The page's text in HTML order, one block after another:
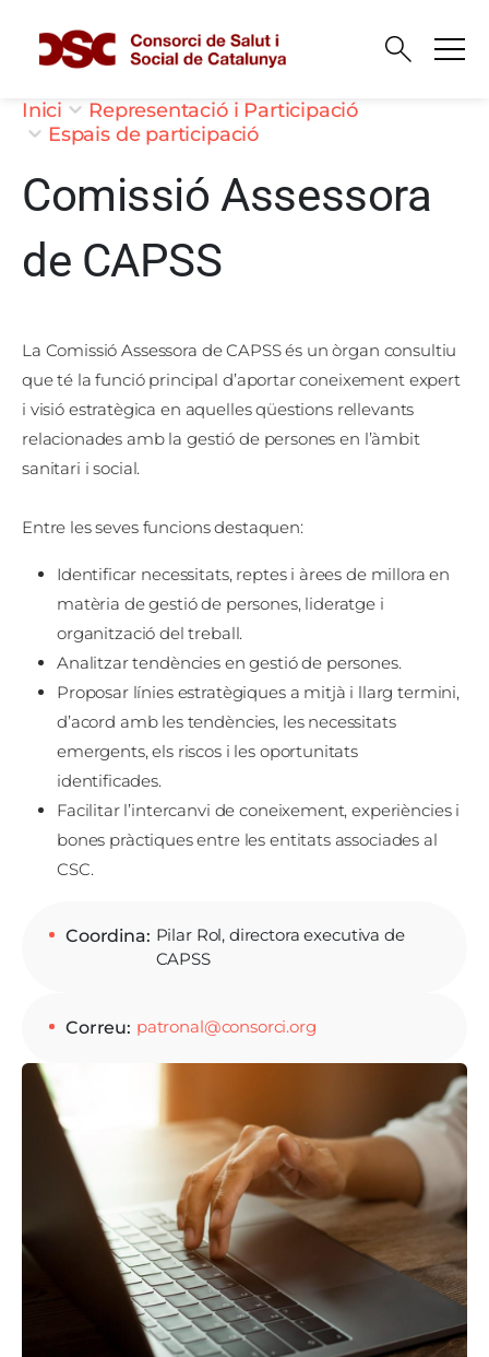
Fil d'ariadna
Inici
Representació i Participació
Espais de participació
Comissió Assessora
de CAPSS
La Comissió Assessora de CAPSS és un òrgan consultiu
que té la funció principal d’aportar coneixement expert
i visió estratègica en aquelles qüestions rellevants
relacionades amb la gestió de persones en l’àmbit
sanitari i social.
Entre les seves funcions destaquen:
Identificar necessitats, reptes i àrees de millora en
matèria de gestió de persones, lideratge i
organització del treball.
Analitzar tendències en gestió de persones.
Proposar línies estratègiques a mitjà i llarg termini,
d’acord amb les tendències, les necessitats
emergents, els riscos i les oportunitats
identificades.
Facilitar l’intercanvi de coneixement, experiències i
bones pràctiques entre les entitats associades al
CSC.
Coordina Pilar Rol, directora executiva de
CAPSS
Correu patronal@consorci.org
Imatge